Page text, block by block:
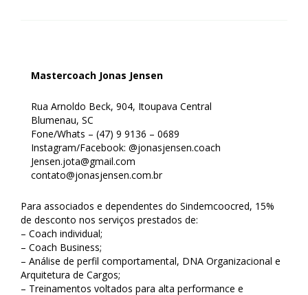
Mastercoach Jonas Jensen
Rua Arnoldo Beck, 904, Itoupava Central
Blumenau, SC
Fone/Whats – (47) 9 9136 – 0689
Instagram/Facebook: @jonasjensen.coach
Jensen.jota@gmail.com
contato@jonasjensen.com.br
Para associados e dependentes do Sindemcoocred, 15%
de desconto nos serviços prestados de:
– Coach individual;
– Coach Business;
– Análise de perfil comportamental, DNA Organizacional e
Arquitetura de Cargos;
– Treinamentos voltados para alta performance e